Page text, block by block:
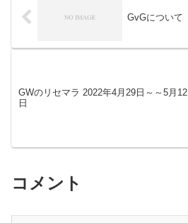
GvGについて
GWのリセマラ 2022年4月29日～～5月12
日
コメント